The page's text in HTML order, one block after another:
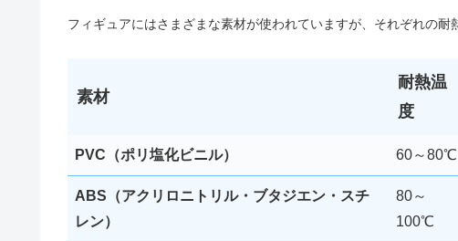
フィギュアにはさまざまな素材が使われていますが、それぞれの耐
素材
耐熱温
度
PVC（ポリ塩化ビニル） 60～80℃
ABS（アクリロニトリル・ブタジエン・スチ
レン）
80～
100℃